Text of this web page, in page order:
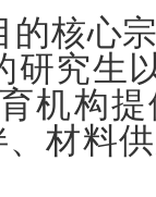
的核心
研究生
机构
材料